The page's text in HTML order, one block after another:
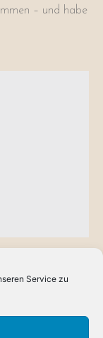
Service zu
– und habe
und
… von